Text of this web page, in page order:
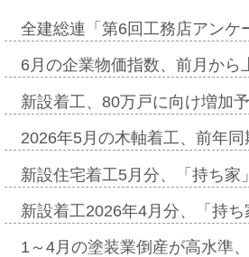
全建総連「第6回工務店アン
6月の企業物価指数、前月か
新設着工、80万戸に向け増加
2026年5月の木軸着工、前年
新設住宅着工5月分、「持ち
新設着工2026年4月分、「持
1～4月の塗装業倒産が高水準